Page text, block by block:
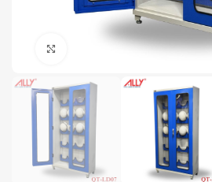
Click to enlarge